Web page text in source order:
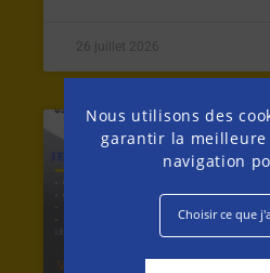
Nous utilisons des
garantir la meilleure
navigation
Choisir ce que
26 juillet 2026